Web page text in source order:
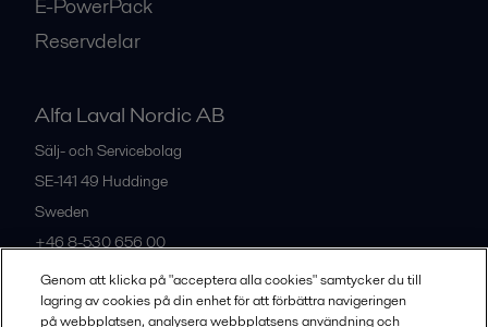
E-PowerPack
Reservdelar
Alfa Laval Nordic AB
Sälj- och Servicebolag
SE-141 49 Huddinge
Sweden
+46 8-530 656 00
Alla kontor och partners
Genom att klicka på "acceptera alla cookies" samtycker du till
lagring av cookies på din enhet för att förbättra navigeringen
på webbplatsen, analysera webbplatsens användning och